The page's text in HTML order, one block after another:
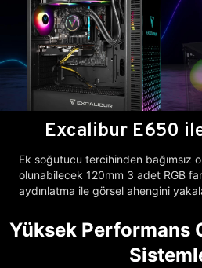
Excalibur E650
Ek soğutucu tercihinden bağımsız
olunabilecek 120mm 3 adet RGB
aydınlatma ile görsel ahengini
Yüksek Performans